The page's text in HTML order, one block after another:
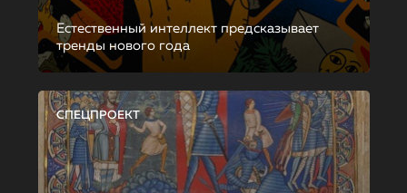
Естественный интеллект предсказывает
тренды нового года
СПЕЦПРОЕКТ